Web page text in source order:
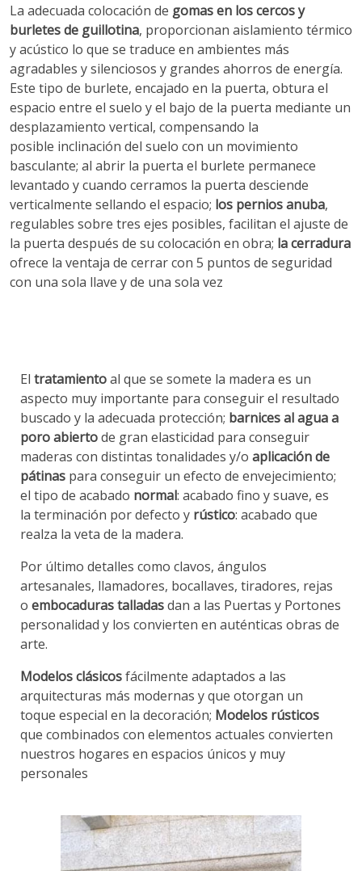
La adecuada colocación de gomas en los cercos y
burletes de guillotina, proporcionan aislamiento térmico
y acústico lo que se traduce en ambientes más
agradables y silenciosos y grandes ahorros de energía.
Este tipo de burlete, encajado en la puerta, obtura el
espacio entre el suelo y el bajo de la puerta mediante un
desplazamiento vertical, compensando la
posible inclinación del suelo con un movimiento
basculante; al abrir la puerta el burlete permanece
levantado y cuando cerramos la puerta desciende
verticalmente sellando el espacio; los pernios anuba,
regulables sobre tres ejes posibles, facilitan el ajuste de
la puerta después de su colocación en obra; la cerradura
ofrece la ventaja de cerrar con 5 puntos de seguridad
con una sola llave y de una sola vez
Eltratamientoal que se somete la madera es un
aspecto muy importante para conseguir el resultado
buscado y la adecuada protección; barnices al agua a
poro abiertode gran elasticidad para conseguir
maderas con distintas tonalidades y/oaplicación de
pátinas para conseguir un efecto de envejecimiento;
el tipo de acabado normal: acabado fino y suave, es
la terminación por defecto y rústico: acabado que
realza la veta de la madera.
Por último detalles como clavos, ángulos
artesanales, llamadores, bocallaves, tiradores, rejas
oembocaduras talladasdan a las Puertas y Portones
personalidad y los convierten en auténticas obras de
arte.
Modelos clásicosfácilmente adaptados a las
arquitecturas más modernas y que otorgan un
toque especial en la decoración; Modelos rústicos
que combinados con elementos actuales convierten
nuestros hogares en espacios únicos y muy
personales